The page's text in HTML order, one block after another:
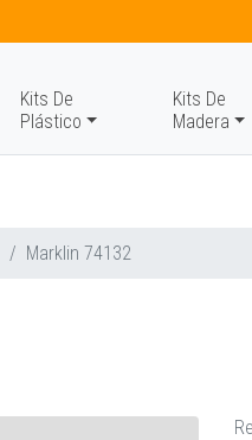
Kits De
Plástico
Kits De
Madera
Marklin 74132